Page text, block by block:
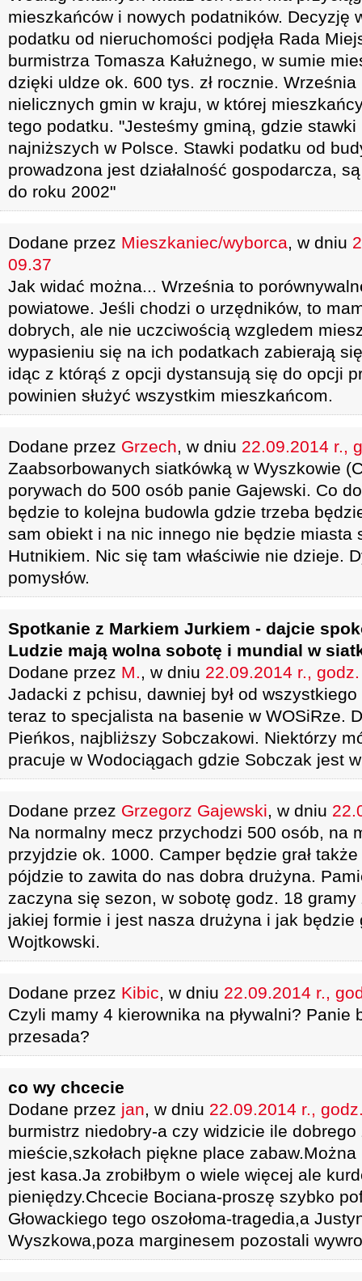
mieszkańców i nowych podatników. Decyzję
podatku od nieruchomości podjęła Rada
burmistrza Tomasza Kałużnego, w sumie
dzięki uldze ok. 600 tys. zł rocznie.
nielicznych gmin w kraju, w której
tego podatku. "Jesteśmy gminą, gdzie
najniższych w Polsce. Stawki podatku od
prowadzona jest działalność gospodarcza,
do roku 2002"
Dodane przez Mieszkaniec/wyborca, w dniu
09.37
Jak widać można... Września to
powiatowe. Jeśli chodzi o urzędników, to
dobrych, ale nie uczciwością wzgledem
wypasieniu się na ich podatkach zabierają
idąc z którąś z opcji dystansują się do opcji
powinien służyć wszystkim mieszkańcom.
Dodane przez Grzech, w dniu 22.09.2014 r.,
Zaabsorbowanych siatkówką w Wyszkowie
porywach do 500 osób panie Gajewski. Co
będzie to kolejna budowla gdzie trzeba
sam obiekt i na nic innego nie będzie miasta
Hutnikiem. Nic się tam właściwie nie dzieje.
pomysłów.
Spotkanie z Markiem Jurkiem - dajcie
Ludzie mają wolna sobotę i mundial w
Dodane przez M., w dniu 22.09.2014 r.,
Jadacki z pchisu, dawniej był od
teraz to specjalista na basenie w WOSiRze.
Pieńkos, najbliższy Sobczakowi. Niektórzy
pracuje w Wodociągach gdzie Sobczak jest
Dodane przez Grzegorz Gajewski, w dniu
Na normalny mecz przychodzi 500 osób, na
przyjdzie ok. 1000. Camper będzie grał
pójdzie to zawita do nas dobra drużyna.
zaczyna się sezon, w sobotę godz. 18 gramy
jakiej formie i jest nasza drużyna i jak będzie
Wojtkowski.
Dodane przez Kibic, w dniu 22.09.2014 r.,
Czyli mamy 4 kierownika na pływalni? Panie
przesada?
co wy chcecie
Dodane przez jan, w dniu 22.09.2014 r.,
burmistrz niedobry-a czy widzicie ile dobrego
mieście,szkołach piękne place
jest kasa.Ja zrobiłbym o wiele więcej ale
pieniędzy.Chcecie Bociana-proszę szybko
Głowackiego tego oszołoma-tragedia,a
Wyszkowa,poza marginesem pozostali